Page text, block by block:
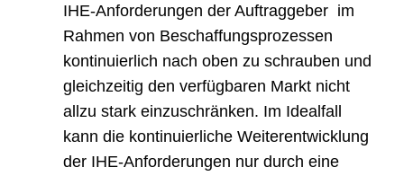
IHE-Anforderungen der Auftraggeber im
Rahmen von Beschaffungsprozessen
kontinuierlich nach oben zu schrauben und
gleichzeitig den verfügbaren Markt nicht
allzu stark einzuschränken. Im Idealfall
kann die kontinuierliche Weiterentwicklung
der IHE-Anforderungen nur durch eine